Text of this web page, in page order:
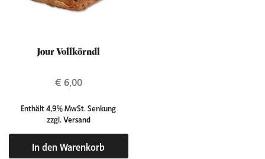
Jour Vollkörndl
€ 6,00
Enthält 4,9% MwSt. Senkung
zzgl.Versand
In den Warenkorb